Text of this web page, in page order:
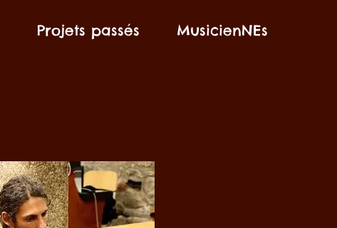
Projets passés MusicienNEs